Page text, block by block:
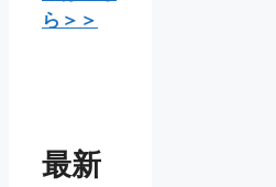
ら＞＞
最新